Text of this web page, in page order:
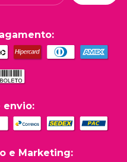
envio:
e Marketing: